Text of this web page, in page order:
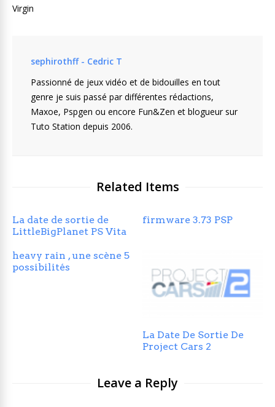
Virgin
sephirothff - Cedric T
Passionné de jeux vidéo et de bidouilles en tout
genre je suis passé par différentes rédactions,
Maxoe, Pspgen ou encore Fun&Zen et blogueur sur
Tuto Station depuis 2006.
Related Items
La date de sortie de
LittleBigPlanet PS Vita
firmware 3.73 PSP
heavy rain , une scène 5
possibilités
La Date De Sortie De
Project Cars 2
Leave a Reply